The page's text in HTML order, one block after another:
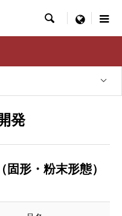
 menu
発
形・粉末形態）